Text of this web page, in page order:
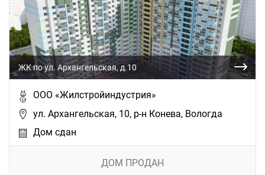
ЖК по ул. Архангельская, д.10
ООО «Жилстройиндустрия»
ул. Архангельская, 10, р-н Конева, Вологда
Дом сдан
ДОМ ПРОДАН